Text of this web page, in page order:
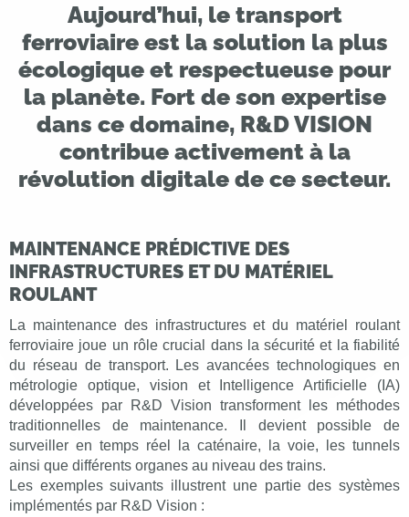
Aujourd’hui, le transport
ferroviaire est la solution la plus
écologique et respectueuse pour
la planète. Fort de son expertise
dans ce domaine, R&D VISION
contribue activement à la
révolution digitale de ce secteur.
MAINTENANCE PRÉDICTIVE DES
INFRASTRUCTURES ET DU MATÉRIEL
ROULANT
La maintenance des infrastructures et du matériel roulant
ferroviaire joue un rôle crucial dans la sécurité et la fiabilité
du réseau de transport. Les avancées technologiques en
métrologie optique, vision et Intelligence Artificielle (IA)
développées par R&D Vision transforment les méthodes
traditionnelles de maintenance. Il devient possible de
surveiller en temps réel la caténaire, la voie, les tunnels
ainsi que différents organes au niveau des trains.
Les exemples suivants illustrent une partie des systèmes
implémentés par R&D Vision :